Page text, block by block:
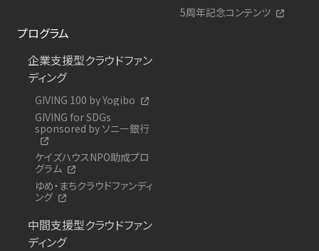
5周年記念コンテンツ
プログラム
企業支援型クラウドファン
ディング
GIVING 100 by Yogibo
GIVING for SDGs
sponsored by ソニー銀行
ケイズハウスNPO助成プロ
グラム
ゆめ・まちクラウドファンディ
ング
中間支援型クラウドファン
ディング